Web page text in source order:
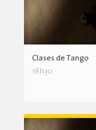
Clases de Tango
18h30